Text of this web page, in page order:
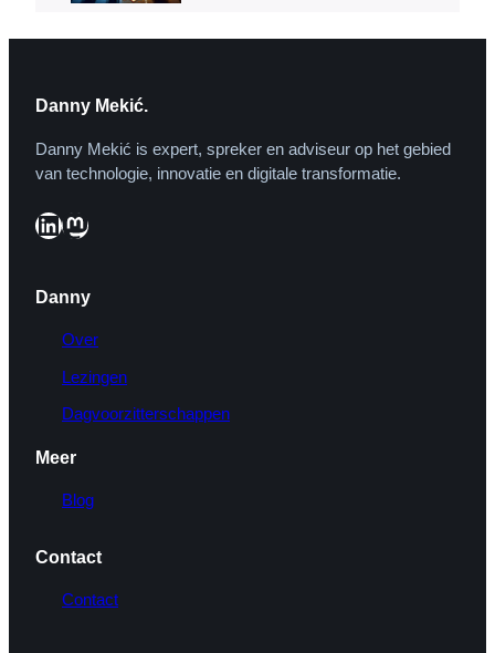
Danny Mekić.
Danny Mekić is expert, spreker en adviseur op het gebied
van technologie, innovatie en digitale transformatie.
LinkedIn Mastodon
Danny
Over
Lezingen
Dagvoorzitterschappen
Meer
Blog
Contact
Contact